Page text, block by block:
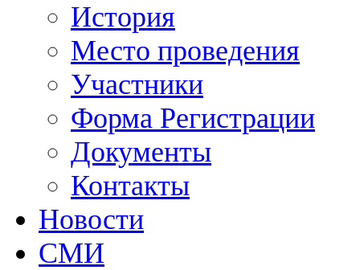
История
Место проведения
Участники
Форма Регистрации
Документы
Контакты
Новости
СМИ